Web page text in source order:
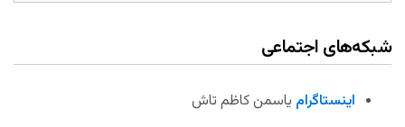
شبکه‌های اجتماعی
اینستاگرام یاسمن کاظم تاش